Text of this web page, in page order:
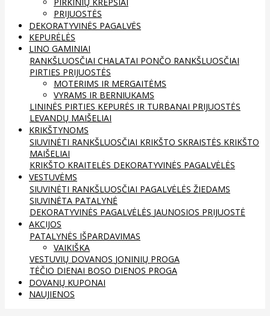
PRIJUOSTĖS
DEKORATYVINĖS PAGALVĖS
KEPURĖLĖS
LINO GAMINIAI
RANKŠLUOSČIAI CHALATAI PONČO RANKŠLUOSČIAI
PIRTIES PRIJUOSTĖS
MOTERIMS IR MERGAITĖMS
VYRAMS IR BERNIUKAMS
LININĖS PIRTIES KEPURĖS IR TURBANAI PRIJUOSTĖS
LEVANDŲ MAIŠELIAI
KRIKŠTYNOMS
SIUVINĖTI RANKŠLUOSČIAI KRIKŠTO SKRAISTĖS KRIKŠTO
MAIŠELIAI
KRIKŠTO KRAITELĖS DEKORATYVINĖS PAGALVĖLĖS
VESTUVĖMS
SIUVINĖTI RANKŠLUOSČIAI PAGALVĖLĖS ŽIEDAMS
SIUVINĖTA PATALYNĖ
DEKORATYVINĖS PAGALVĖLĖS JAUNOSIOS PRIJUOSTĖ
AKCIJOS
PATALYNĖS IŠPARDAVIMAS
VAIKIŠKA
VESTUVIŲ DOVANOS JONINIŲ PROGA
TĖČIO DIENAI BOSO DIENOS PROGA
DOVANŲ KUPONAI
NAUJIENOS